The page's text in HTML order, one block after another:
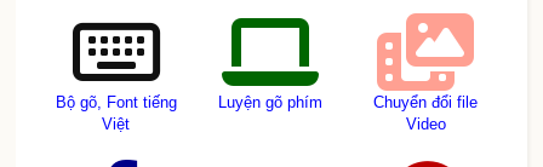
Bộ gõ, Font tiếng
Việt
Luyện gõ phím
Chuyển đổi file
Video